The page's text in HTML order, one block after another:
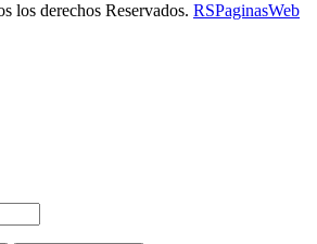
los derechos Reservados. RSPaginasWeb